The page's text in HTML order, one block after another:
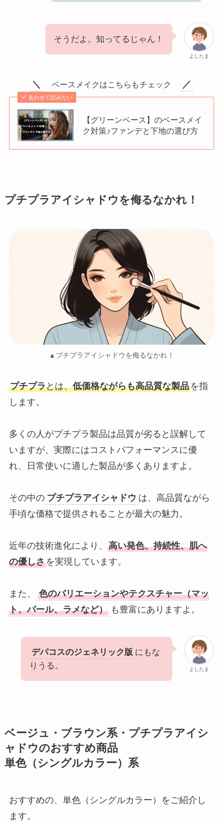
よしたま
そうだよ。知ってるじゃん！
＼ ベースメイクはこちらもチェック ／
あわせて読みたい
【グリーンベース】のベースメイ
ク対策♪ファンデと下地の選び方
プチプラアイシャドウを侮るなかれ！
▲プチプラアイシャドウを侮るなかれ！
プチプラとは、低価格ながらも高品質な製品を指
します。
多くの人がプチプラ製品は品質が劣ると誤解して
いますが、実際にはコストパフォーマンスに優
れ、日常使いに適した製品が多くありますよ。
その中の プチプラアイシャドウ は、高品質ながら
手頃な価格で提供されることが最大の魅力。
近年の技術進化により、 高い発色、持続性、肌へ
の優しさを実現しています。
また、
色のバリエーションやテクスチャー（マッ
ト、パール、ラメなど） も豊富にありますよ。
よしたま
デパコスのジェネリック版 にもな
りうる。
ベージュ・ブラウン系・プチプラアイシ
ャドウのおすすめ商品
単色（シングルカラー）系
おすすめの、単色（シングルカラー）をご紹介し
ます。